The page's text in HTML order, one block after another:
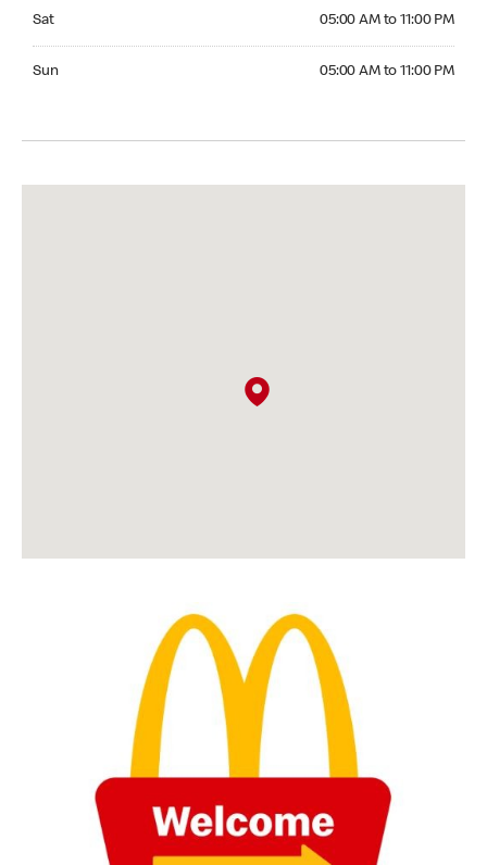
Sat 05:00 AM to 11:00 PM
Sun 05:00 AM to 11:00 PM